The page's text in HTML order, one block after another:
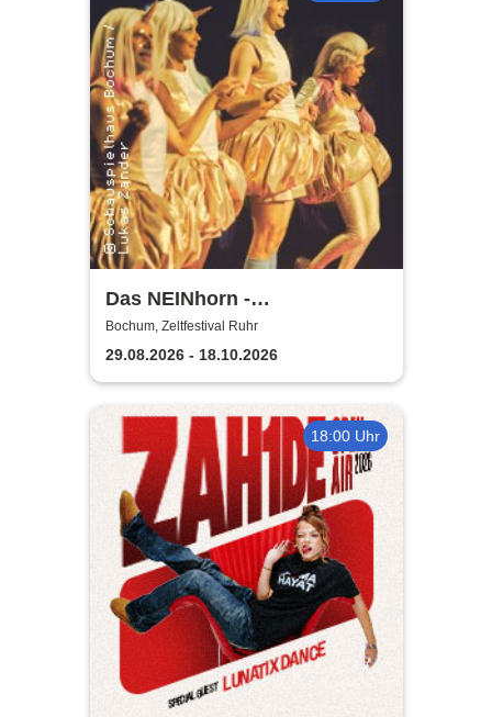
Das NEINhorn -
Schauspielhaus Bochum
Bochum, Zeltfestival Ruhr
29.08.2026 - 18.10.2026
18:00 Uhr